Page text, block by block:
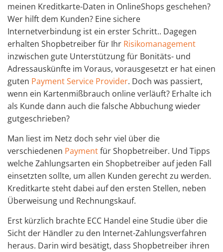
meinen Kreditkarte-Daten in OnlineShops geschehen?
Wer hilft dem Kunden? Eine sichere
Internetverbindung ist ein erster Schritt.. Dagegen
erhalten Shopbetreiber für Ihr Risikomanagement
inzwischen gute Unterstützung für Bonitäts- und
Adressauskünfte im Voraus, vorausgesetzt er hat einen
guten Payment Service Provider. Doch was passiert,
wenn ein Kartenmißbrauch online verläuft? Erhalte ich
als Kunde dann auch die falsche Abbuchung wieder
gutgeschrieben?
Man liest im Netz doch sehr viel über die
verschiedenen Paymentfür Shopbetreiber. Und Tipps
welche Zahlungsarten ein Shopbetreiber auf jeden Fall
einsetzten sollte, um allen Kunden gerecht zu werden.
Kreditkarte steht dabei auf den ersten Stellen, neben
Überweisung und Rechnungskauf.
Erst kürzlich brachte ECC Handel eine Studie über die
Sicht der Händler zu den Internet-Zahlungsverfahren
heraus. Darin wird besätigt, dass Shopbetreiber ihren